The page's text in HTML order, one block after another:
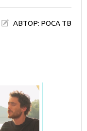
АВТОР: РОСА ТВ